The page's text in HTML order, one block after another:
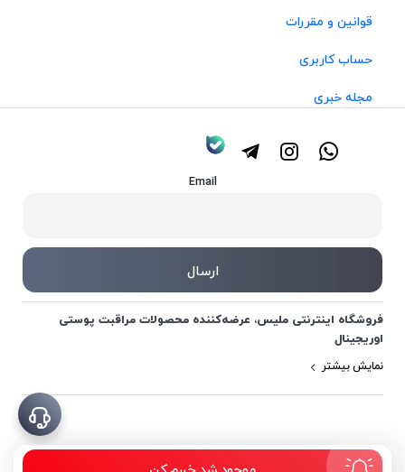
قوانین و مقررات
حساب کاربری
مجله خبری
Email
فروشگاه اینترنتی ملیس، عرضه‌کننده محصولات مراقبت پوستی
اوریجینال
نمایش بیشتر